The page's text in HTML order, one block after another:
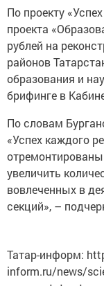
проекта
рублей на
районов
образования и
брифинге в
«Успех каждого
увеличить
вовлеченных в
секций», –
inform.ru/news/
rayonov-